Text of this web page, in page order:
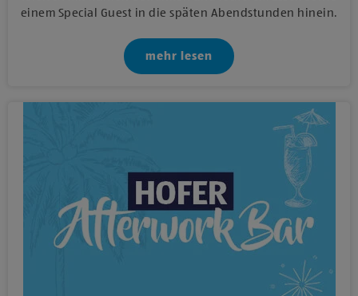
einem Special Guest in die späten Abendstunden hinein.
mehr lesen